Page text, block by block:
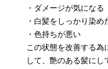
・ダメージが気になる
・白髪をしっかり染め
・色持ちが悪い
この状態を改善する為
して、艶のある髪にし